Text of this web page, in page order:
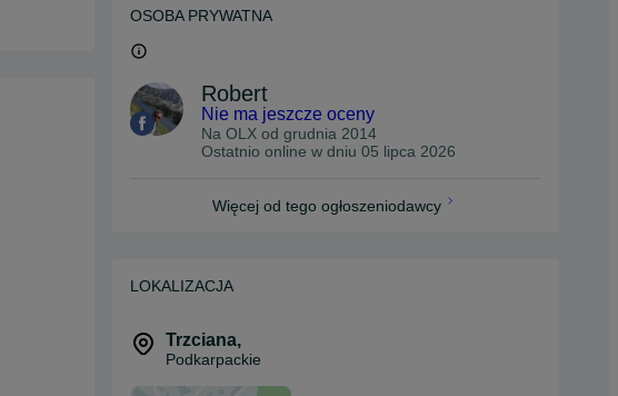
OSOBA PRYWATNA
Robert
Nie ma jeszcze oceny
Na OLX od grudnia 2014
Ostatnio online w dniu 05 lipca 2026
Więcej od tego ogłoszeniodawcy
LOKALIZACJA
Trzciana,
Podkarpackie